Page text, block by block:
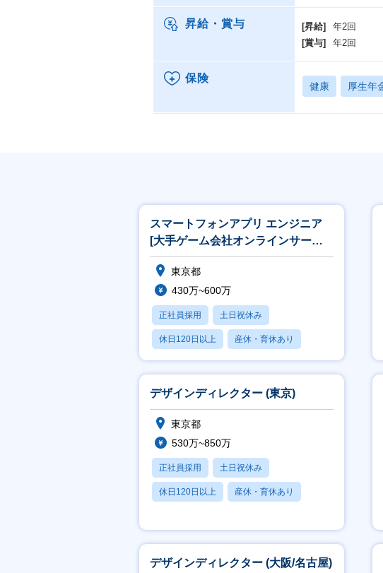
昇給・賞与 [昇給]
年2回
[賞与]
年2回
保険
健康 厚生年
スマートフォンアプリ エンジニア
[大手ゲーム会社オンラインサービ
ス開発]
東京都
430万~600万
正社員採用 土日祝休み
休日120日以上 産休・育休あり
賞与あり
デザインディレクター (東京)
東京都
530万~850万
正社員採用 土日祝休み
休日120日以上 産休・育休あり
デザインディレクター (大阪/名古屋)